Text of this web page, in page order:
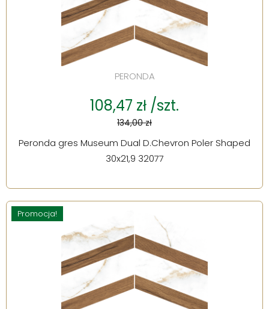
PERONDA
108,47 zł /szt.
134,00 zł
Peronda gres Museum Dual D.Chevron Poler Shaped
30x21,9 32077
Promocja!